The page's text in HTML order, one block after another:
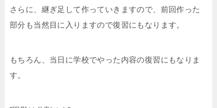
さらに、継ぎ足して作っていきますので、前回作った
部分も当然目に入りますので復習にもなります。
もちろん、当日に学校でやった内容の復習にもなりま
す。